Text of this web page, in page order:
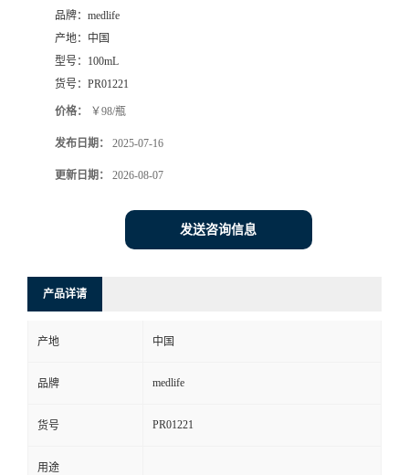
品牌： medlife
产地： 中国
型号： 100mL
货号： PR01221
价格： ￥98/瓶
发布日期： 2025-07-16
更新日期： 2026-08-07
发送咨询信息
产品详请
产地 中国
品牌 medlife
货号 PR01221
用途